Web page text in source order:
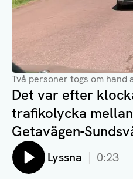
Två personer togs om hand
Det var efter
trafikolycka
Getavägen-
Lyssna 0:23